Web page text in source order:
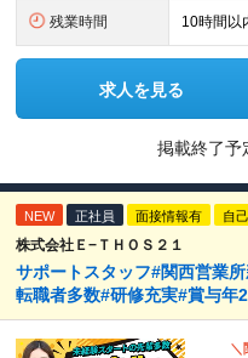
残業時間 10時間以
求人を見る
掲載終了予
NEW 正社員 面接情報有 自
株式会社Ｅ−ＴＨＯＳ２１
サポートスタッフ#関西営業
転職者多数#研修充実#賞与年
＼